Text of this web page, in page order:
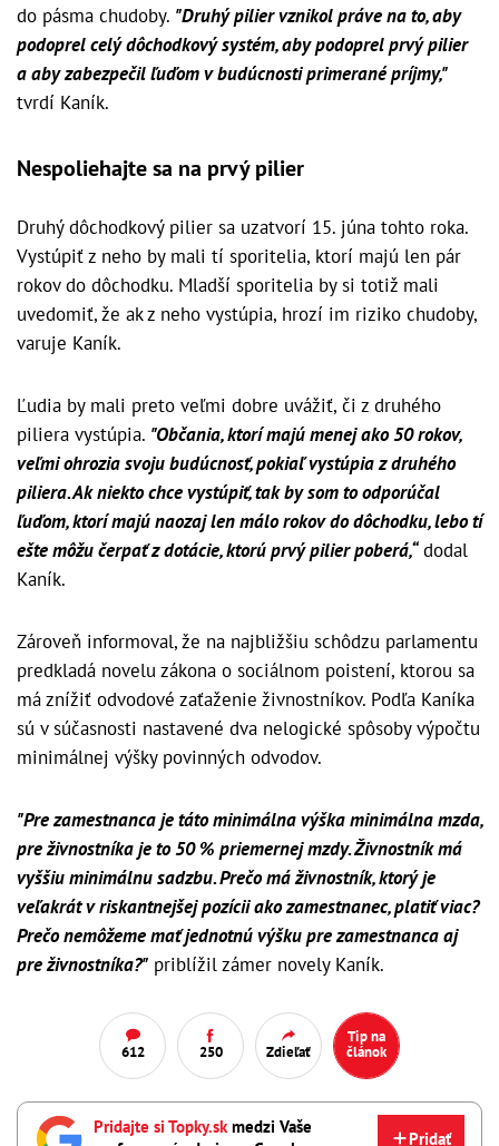
do pásma chudoby. "Druhý pilier vznikol práve na to, aby
podoprel celý dôchodkový systém, aby podoprel prvý pilier
a aby zabezpečil ľuďom v budúcnosti primerané príjmy,"
tvrdí Kaník.
Nespoliehajte sa na prvý pilier
Druhý dôchodkový pilier sa uzatvorí 15. júna tohto roka.
Vystúpiť z neho by mali tí sporitelia, ktorí majú len pár
rokov do dôchodku. Mladší sporitelia by si totiž mali
uvedomiť, že ak z neho vystúpia, hrozí im riziko chudoby,
varuje Kaník.
Ľudia by mali preto veľmi dobre uvážiť, či z druhého
piliera vystúpia. "Občania, ktorí majú menej ako 50 rokov,
veľmi ohrozia svoju budúcnosť, pokiaľ vystúpia z druhého
piliera. Ak niekto chce vystúpiť, tak by som to odporúčal
ľuďom, ktorí majú naozaj len málo rokov do dôchodku, lebo tí
ešte môžu čerpať z dotácie, ktorú prvý pilier poberá,“dodal
Kaník.
Zároveň informoval, že na najbližšiu schôdzu parlamentu
predkladá novelu zákona o sociálnom poistení, ktorou sa
má znížiť odvodové zaťaženie živnostníkov. Podľa Kaníka
sú v súčasnosti nastavené dva nelogické spôsoby výpočtu
minimálnej výšky povinných odvodov.
"Pre zamestnanca je táto minimálna výška minimálna mzda,
pre živnostníka je to 50 % priemernej mzdy. Živnostník má
vyššiu minimálnu sadzbu. Prečo má živnostník, ktorý je
veľakrát v riskantnejšej pozícii ako zamestnanec, platiť viac?
Prečo nemôžeme mať jednotnú výšku pre zamestnanca aj
pre živnostníka?" priblížil zámer novely Kaník.
612 250 Zdieľať
Tip na
článok
Pridajte si Topky.skmedzi Vaše
Pridať